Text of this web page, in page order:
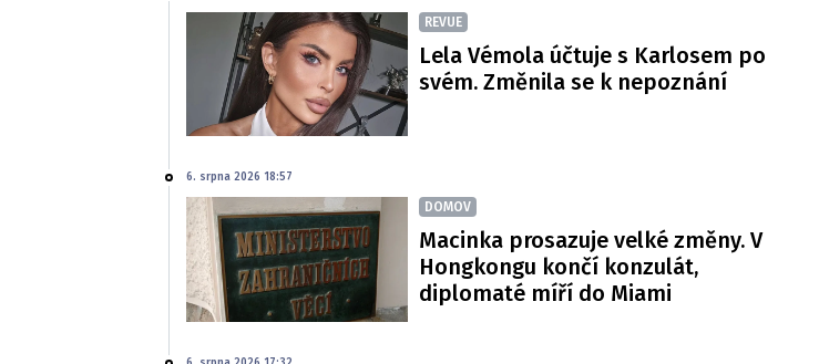
REVUE
Lela Vémola účtuje s Karlosem po
svém. Změnila se k nepoznání
6. srpna 2026 18:57
DOMOV
Macinka prosazuje velké změny. V
Hongkongu končí konzulát,
diplomaté míří do Miami